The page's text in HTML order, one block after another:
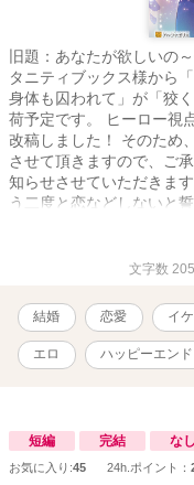
旧題：あなたが欲しいの
タニティブックス様から
身体も囚われて」が「狡
荷予定です。 ヒーロー視
改稿しました！ そのため
させて頂きますので、ご
知らせさせていただきま
う二度と恋などしないと
もちろん恋人も友達もゼ
画、一人飲み。 しかし、
を着ることに。 恋人を
婚相手探してるの？ 実
みたいにかっこいい男性
けてきた！ 私は二度と恋
あなたの話に乗ることに
リスタ、ムーン、ベリー
幅に加筆修正したものに
ん。
文字数
結婚 恋愛 イ
エロ ハッピーエンド
短編 完結 なし
お気に入り:45 24h.ポイント：